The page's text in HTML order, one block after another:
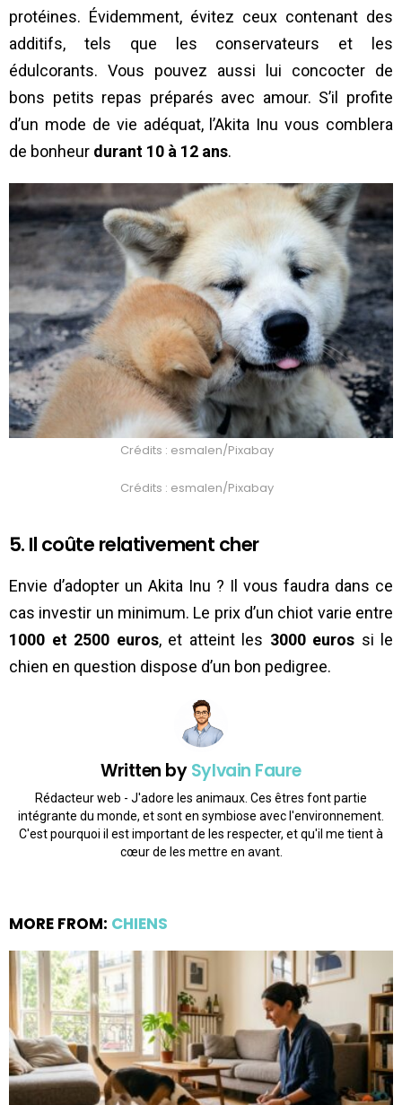
protéines. Évidemment, évitez ceux contenant des
additifs, tels que les conservateurs et les
édulcorants. Vous pouvez aussi lui concocter de
bons petits repas préparés avec amour. S’il profite
d’un mode de vie adéquat, l’Akita Inu vous comblera
de bonheur durant 10 à 12 ans.
Crédits : esmalen/Pixabay
Crédits : esmalen/Pixabay
5. Il coûte relativement cher
Envie d’adopter un Akita Inu ? Il vous faudra dans ce
cas investir un minimum. Le prix d’un chiot varie entre
1000 et 2500 euros, et atteint les 3000 euros si le
chien en question dispose d’un bon pedigree.
Written bySylvain Faure
Rédacteur web - J'adore les animaux. Ces êtres font partie
intégrante du monde, et sont en symbiose avec l'environnement.
C'est pourquoi il est important de les respecter, et qu'il me tient à
cœur de les mettre en avant.
MORE FROM: CHIENS